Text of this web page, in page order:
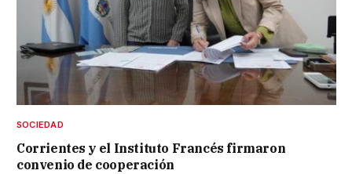
SOCIEDAD
Corrientes y el Instituto Francés firmaron
convenio de cooperación